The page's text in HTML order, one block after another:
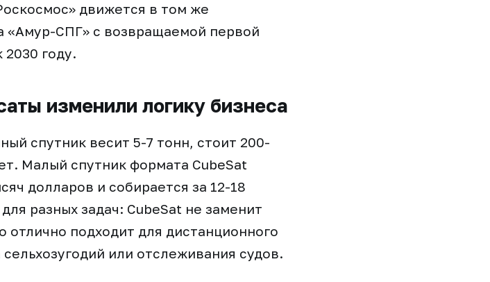
движется в том же
«Амур-СПГ» с возвращаемой первой
году.
изменили логику бизнеса
спутник весит 5-7 тонн, стоит 200-
Малый спутник формата CubeSat
долларов и собирается за 12-18
разных задач: CubeSat не заменит
отлично подходит для дистанционного
или отслеживания судов.